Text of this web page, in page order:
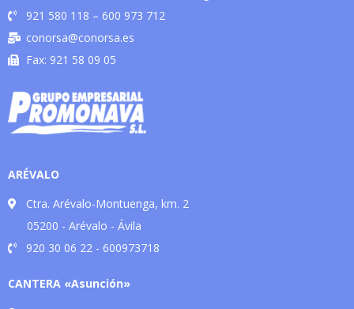
921 580 118 – 600 973 712
conorsa@conorsa.es
Fax: 921 58 09 05
ARÉVALO
Ctra. Arévalo-Montuenga, km. 2
05200 - Arévalo - Ávila
920 30 06 22 - 600973718
CANTERA «Asunción»